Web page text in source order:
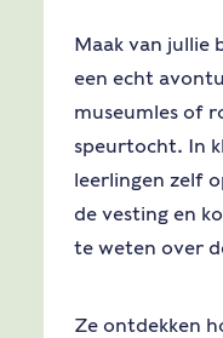
Maak van jullie
een echt
museumles of
speurtocht. In
leerlingen zelf
de vesting en
te weten over
Ze ontdekken